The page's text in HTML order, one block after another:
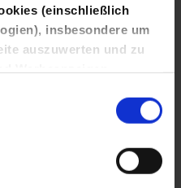
(einschließlich
insbesondere um
auszuwerten und zu
Angebote von
von Drittanbietern wie
ein, die Ihre Daten